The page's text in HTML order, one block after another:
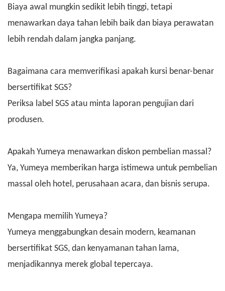
Biaya awal mungkin sedikit lebih tinggi, tetapi
menawarkan daya tahan lebih baik dan biaya perawatan
lebih rendah dalam jangka panjang.
Bagaimana cara memverifikasi apakah kursi benar-benar
bersertifikat SGS?
Periksa label SGS atau minta laporan pengujian dari
produsen.
Apakah Yumeya menawarkan diskon pembelian massal?
Ya, Yumeya memberikan harga istimewa untuk pembelian
massal oleh hotel, perusahaan acara, dan bisnis serupa.
Mengapa memilih Yumeya?
Yumeya menggabungkan desain modern, keamanan
bersertifikat SGS, dan kenyamanan tahan lama,
menjadikannya merek global tepercaya.